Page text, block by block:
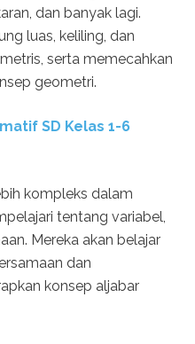
dan banyak lagi.
luas, keliling, dan
serta memecahkan
geometri.
SD Kelas 1-6
kompleks dalam
tentang variabel,
Mereka akan belajar
dan
konsep aljabar